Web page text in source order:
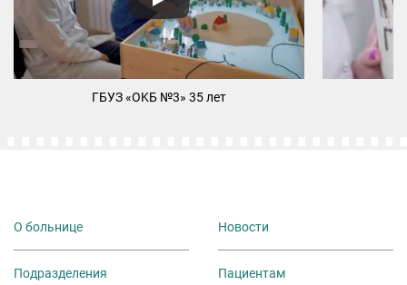
ГБУЗ «ОKБ №3» 35 лет
О больнице Новости
Подразделения Пациентам